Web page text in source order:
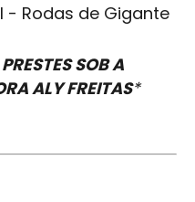
- Rodas de Gigante
SOB A
ALY FREITAS*